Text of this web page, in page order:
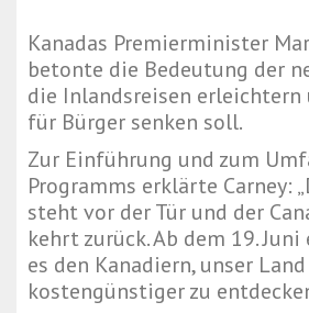
Kanadas Premierminister
betonte die Bedeutung der
die Inlandsreisen erleichtern
für Bürger senken soll.
Zur Einführung und zum
Programms erklärte Carney:
steht vor der Tür und der
kehrt zurück. Ab dem 19.
es den Kanadiern, unser
kostengünstiger zu